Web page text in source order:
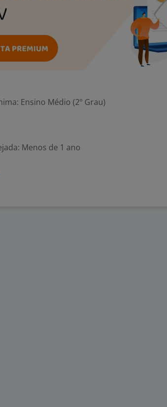
Ensino Médio (2º Grau)
Menos de 1 ano